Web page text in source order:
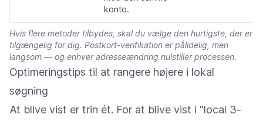
konto.
Hvis flere metoder tilbydes, skal du vælge den hurtigste, der er
tilgængelig for dig. Postkort-verifikation er pålidelig, men
langsom — og enhver adresseændring nulstiller processen.
Optimeringstips til at rangere højere i lokal
søgning
At blive vist er trin ét. For at blive vist i "local 3-